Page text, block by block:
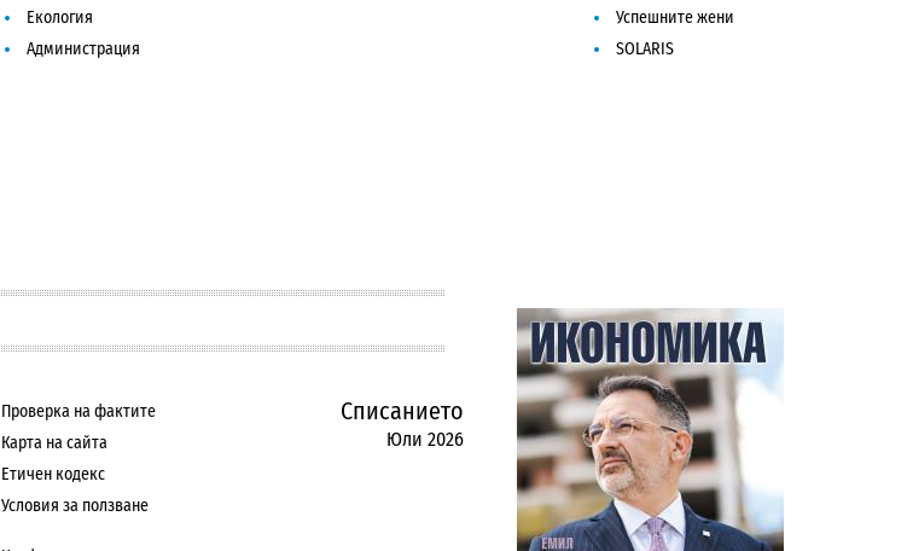
Екология
Администрация
Успешните жени
SOLARIS
Проверка на фактите
Карта на сайта
Етичен кодекс
Условия за ползване
Списанието
Юли 2026